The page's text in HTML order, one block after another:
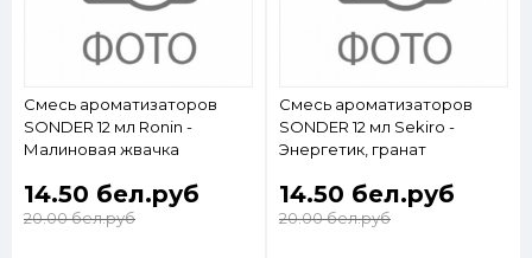
Смесь ароматизаторов
SONDER 12 мл Ronin -
Малиновая жвачка
14.50 бел.руб
20.00 бел.руб
Смесь ароматизаторов
SONDER 12 мл Sekiro -
Энергетик, гранат
14.50 бел.руб
20.00 бел.руб